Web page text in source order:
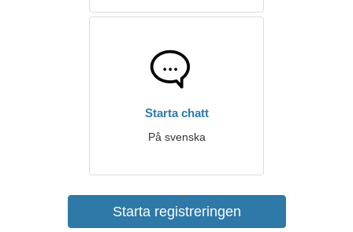
Starta chatt
På svenska
Starta registreringen